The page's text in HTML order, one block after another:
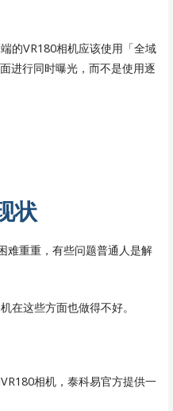
的VR180相机应该使用「全域
进行同时曝光，而不是使用逐
状
难重重，有些问题普通人是解
在这些方面也做得不好。
相机，泰科易官方提供一